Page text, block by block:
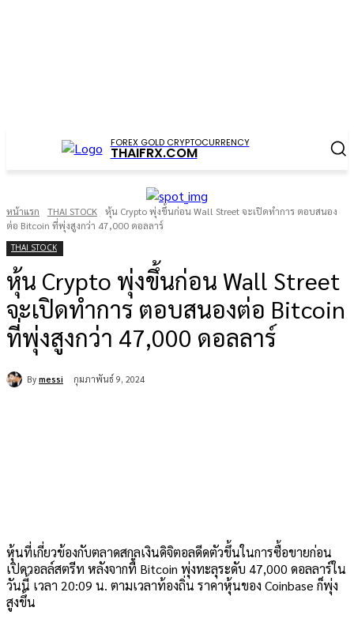
FOREX GOLD CRYPTOCURRENCY
THAIFRX.COM
หน้าแรก THAI STOCK
หุ้น Crypto พุ่งขึ้นก่อน Wall Street จะเปิดทำการ ตอบสนอง
ต่อ Bitcoin ที่พุ่งสูงกว่า 47,000 ดอลลาร์
THAI STOCK
หุ้น Crypto พุ่งขึ้นก่อน Wall Street
จะเปิดทำการ ตอบสนองต่อ Bitcoin
ที่พุ่งสูงกว่า 47,000 ดอลลาร์
By messi กุมภาพันธ์ 9, 2024
หุ้นที่เกี่ยวข้องกับตลาดสกุลเงินดิจิตอลดีดตัวขึ้นในการซื้อขายก่อน
เปิดวอลล์สตรีท หลังจากที่ Bitcoin พุ่งทะลุระดับ 47,000 ดอลลาร์ใน
วันนี้ เวลา 20:09 น. ตามเวลาท้องถิ่น ราคาหุ้นของ Coinbase ก็พุ่ง
สูงขึ้น